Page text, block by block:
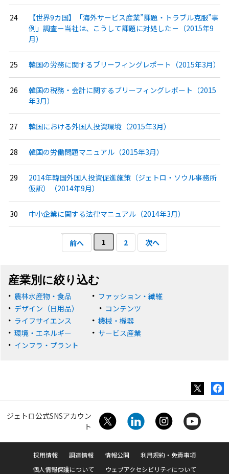
【世界9カ国】「海外サービス産業”課題・トラブル克服”事
例」調査－当社は、こうして課題に対処した－（2015年9
月）
韓国の労務に関するブリーフィングレポート（2015年3月）
韓国の税務・会計に関するブリーフィングレポート（2015
年3月）
韓国における外国人投資環境（2015年3月）
韓国の労働問題マニュアル（2015年3月）
2014年韓国外国人投資促進施策（ジェトロ・ソウル事務所
仮訳）（2014年9月）
中小企業に関する法律マニュアル（2014年3月）
前へ 1 2 次へ
産業別に絞り込む
農林水産物・食品
ファッション・繊維
デザイン（日用品）
コンテンツ
ライフサイエンス
機械・機器
環境・エネルギー
サービス産業
インフラ・プラント
ジェトロ公式SNSアカウン
ト
採用情報 調達情報 情報公開
利用規約・免責事項
個人情報保護について
ウェブアクセシビリティについて